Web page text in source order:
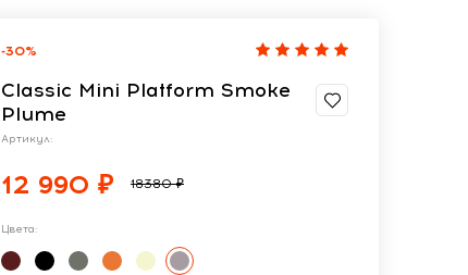
-30%
Classic Mini Platform Smoke
Plume
Артикул:
12 990 ₽ 18380 ₽
Цвета: